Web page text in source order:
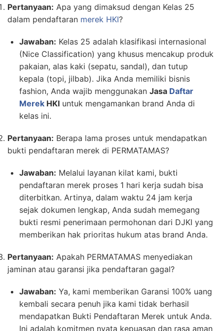
Pertanyaan: Apa yang dimaksud dengan Kelas 25
dalam pendaftaran merek HKI?
Jawaban: Kelas 25 adalah klasifikasi internasional
(Nice Classification) yang khusus mencakup produk
pakaian, alas kaki (sepatu, sandal), dan tutup
kepala (topi, jilbab). Jika Anda memiliki bisnis
fashion, Anda wajib menggunakan Jasa Daftar
Merek HKI untuk mengamankan brand Anda di
kelas ini.
Pertanyaan: Berapa lama proses untuk mendapatkan
bukti pendaftaran merek di PERMATAMAS?
Jawaban: Melalui layanan kilat kami, bukti
pendaftaran merek proses 1 hari kerja sudah bisa
diterbitkan. Artinya, dalam waktu 24 jam kerja
sejak dokumen lengkap, Anda sudah memegang
bukti resmi penerimaan permohonan dari DJKI yang
memberikan hak prioritas hukum atas brand Anda.
Pertanyaan: Apakah PERMATAMAS menyediakan
jaminan atau garansi jika pendaftaran gagal?
Jawaban: Ya, kami memberikan Garansi 100% uang
kembali secara penuh jika kami tidak berhasil
mendapatkan Bukti Pendaftaran Merek untuk Anda.
Ini adalah komitmen nyata kepuasan dan rasa aman